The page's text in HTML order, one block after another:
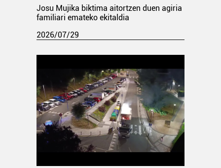
Josu Mujika biktima aitortzen duen agiria
familiari emateko ekitaldia
2026/07/29